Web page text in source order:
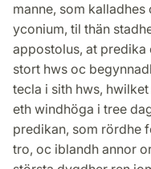
manne, som
yconium, til thän
appostolus, at predika
stort hws oc
tecla i sith hws,
eth windhöga i tree
predikan, som rördhe
tro, oc iblandh annor